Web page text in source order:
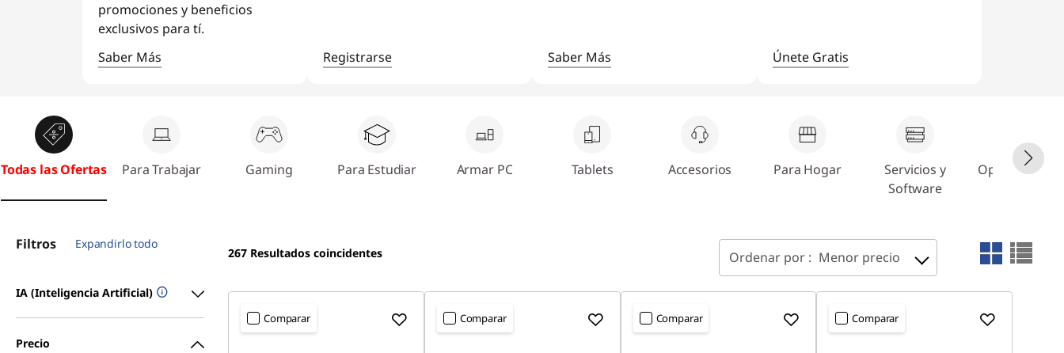
t
o
promociones y beneficios
exclusivos para tí.
Saber Más
Registrarse Saber Más Únete Gratis
Todas las Ofertas Para Trabajar Gaming Para Estudiar Armar PC Tablets Accesorios Para Hogar
Servicios y
Software
Filtros Expandirlo todo
IA (Inteligencia Artificial)
Precio
267 Resultados coincidentes Ordenar por : Menor precio
Comparar Comparar Comparar Comparar